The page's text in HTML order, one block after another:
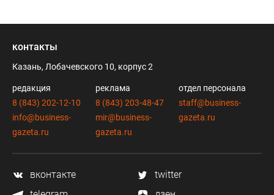
контакты
Казань, Лобачевского 10, корпус 2
редакция
8 (843) 202-12-10
info@business-
gazeta.ru
реклама
8 (843) 203-48-47
mir@business-
gazeta.ru
отдел персонала
staff@business-
gazeta.ru
вконтакте
twitter